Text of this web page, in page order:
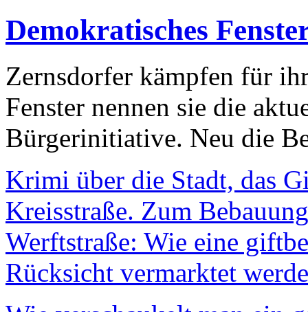
Demokratisches
Zernsdorfer kämpfen für
Fenster nennen sie die
Bürgerinitiative. Neu die
Krimi über die Stadt, das
Kreisstraße. Zum
Werftstraße: Wie eine
Rücksicht vermarktet